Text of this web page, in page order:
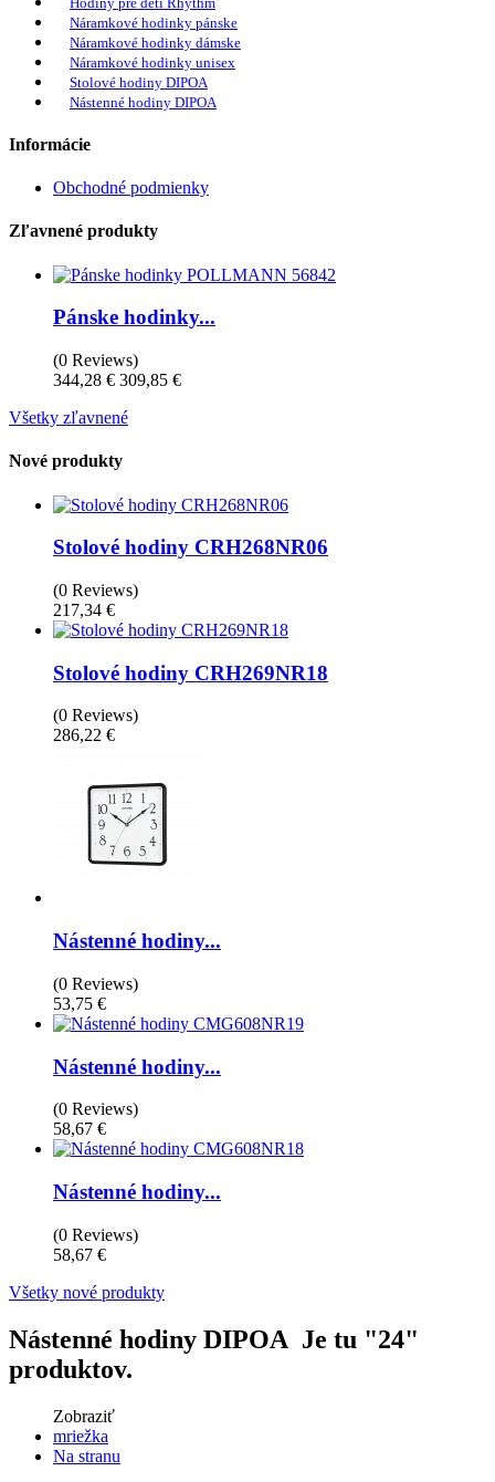
Náramkové hodinky pánske
Náramkové hodinky dámske
Náramkové hodinky unisex
Stolové hodiny DIPOA
Nástenné hodiny DIPOA
Informácie
Obchodné podmienky
Zľavnené produkty
Pánske hodinky...
(0 Reviews)
344,28 € 309,85 €
Všetky zľavnené
Nové produkty
Stolové hodiny CRH268NR06
(0 Reviews)
217,34 €
Stolové hodiny CRH269NR18
(0 Reviews)
286,22 €
Nástenné hodiny...
(0 Reviews)
53,75 €
Nástenné hodiny...
(0 Reviews)
58,67 €
Nástenné hodiny...
(0 Reviews)
58,67 €
Všetky nové produkty
Nástenné hodiny DIPOA Je tu "24"
produktov.
Zobraziť
mriežka
Na stranu